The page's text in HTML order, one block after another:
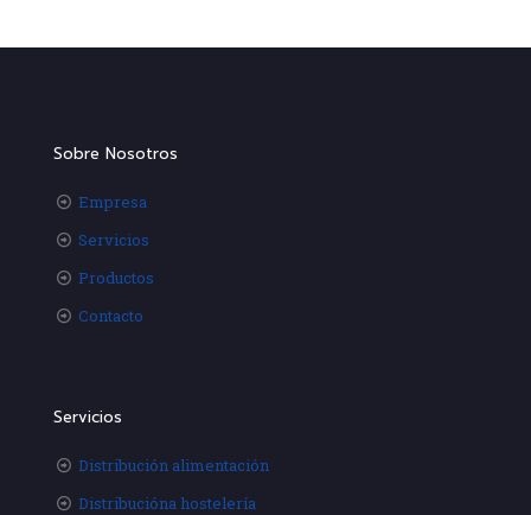
Sobre Nosotros
Empresa
Servicios
Productos
Contacto
Servicios
Distribución alimentación
Distribucióna hostelería